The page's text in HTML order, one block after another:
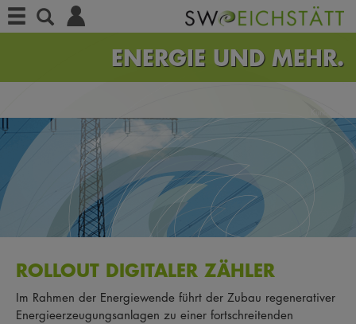
ENERGIE UND MEHR.
MenüSuche
ROLLOUT DIGITALER ZÄHLER
Im Rahmen der Energiewende führt der Zubau regenerativer
Energieerzeugungsanlagen zu einer fortschreitenden